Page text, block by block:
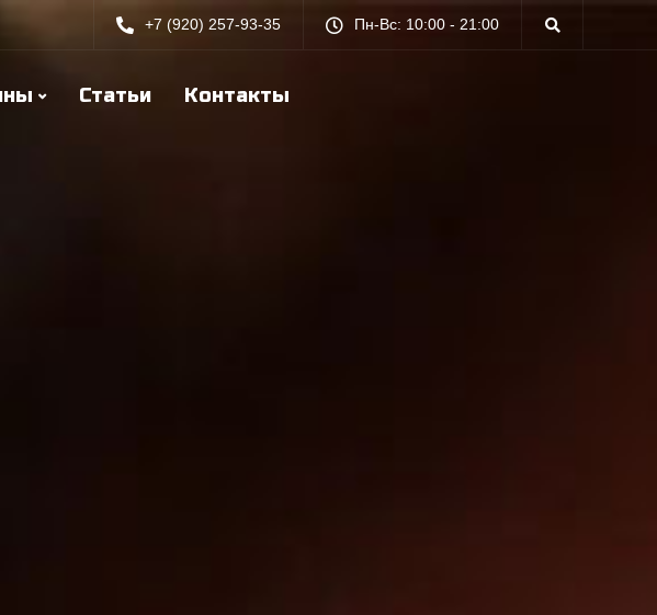
+7 (920) 257-93-35 Пн-Вс: 10:00 - 21:00
Статьи Контакты